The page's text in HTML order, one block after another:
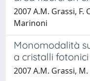
2007 A.M. Grassi, F.
Marinoni
Monomodalità
a cristalli
2007 A.M. Grassi,